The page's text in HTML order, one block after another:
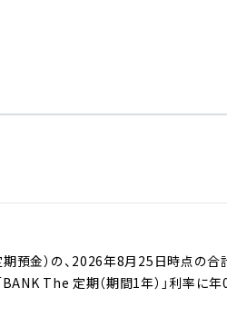
金）の、2026年8月25日時点の合
The 定期（期間1年）」利率